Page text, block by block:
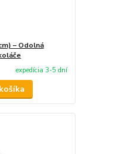
– Odolná
expedícia 3-5 dní